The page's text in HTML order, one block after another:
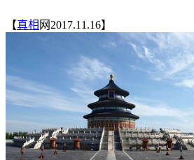
【真相 网2017.11.16】